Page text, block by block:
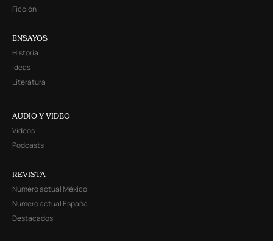
Ficción
ENSAYOS
Historia
Ideas
Literatura
AUDIO Y VIDEO
Videos
Podcasts
REVISTA
Número actual México
Número actual España
Destacados